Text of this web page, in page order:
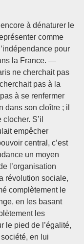
à dénaturer le
comme
pour
la France. —
ne cherchait pas
pas à la
à se renfermer
dans son cloître ; il
S’il
empêcher
central, c’est
un moyen
l’organisation
révolution sociale,
complètement le
en les basant
les
le pied de l’égalité,
en lui